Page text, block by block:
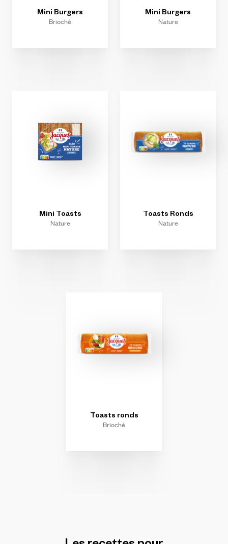
Mini Burgers
Brioché
Mini Burgers
Nature
Mini Toasts
Nature
Toasts Ronds
Nature
Toasts ronds
Brioché